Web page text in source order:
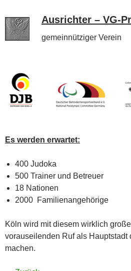
Ausrichter – VG-
gemeinnütziger Verein
Es werden erwartet:
400 Judoka
500 Trainer und Betreuer
18 Nationen
2000 Familienangehörige
Köln wird mit diesem wirklich
vorauseilenden Ruf als Hauptstadt
machen.